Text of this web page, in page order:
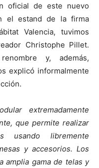
oficial de este nuevo
el estand de la firma
Valencia, tuvimos
Christophe Pillet.
y, además,
explicó informalmente
extremadamente
que permite realizar
usando libremente
y accesorios. Los
amplia gama de telas y